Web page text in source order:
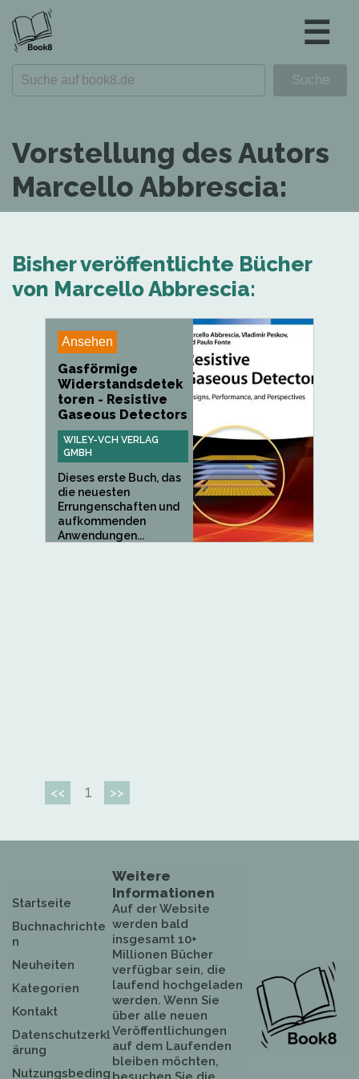
☰
Vorstellung des Autors
Marcello Abbrescia:
Bisher veröffentlichte Bücher
von Marcello Abbrescia:
Ansehen
Gasförmige
Widerstandsdetek
toren - Resistive
Gaseous Detectors
WILEY-VCH VERLAG
GMBH
Dieses erste Buch, das
die neuesten
Errungenschaften und
aufkommenden
Anwendungen...
<< 1 >>
Startseite
Buchnachrichte
n
Neuheiten
Kategorien
Kontakt
Datenschutzerkl
ärung
Nutzungsbeding
Weitere
Informationen
Auf der Website
werden bald
insgesamt 10+
Millionen Bücher
verfügbar sein, die
laufend hochgeladen
werden. Wenn Sie
über alle neuen
Veröffentlichungen
auf dem Laufenden
bleiben möchten,